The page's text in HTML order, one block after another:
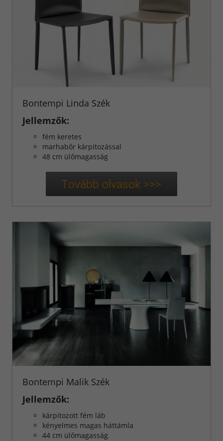
Bontempi Linda Szék
Jellemzők:
fém keretes
marhabőr kárpitozással
48 cm ülőmagasság
Bontempi Malik Szék
Jellemzők:
kárpitozott fém láb
kényelmes magas háttámla
44 cm ülőmagasság